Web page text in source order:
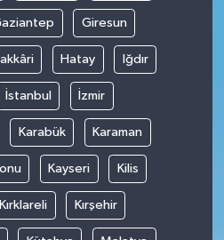
Giresun
Hatay Iğdır
İstanbul İzmir
Karabük Karaman
Kayseri Kilis
Kırklareli Kırşehir